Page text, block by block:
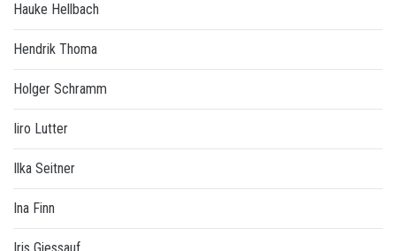
Hauke Hellbach
Hendrik Thoma
Holger Schramm
Iiro Lutter
Ilka Seitner
Ina Finn